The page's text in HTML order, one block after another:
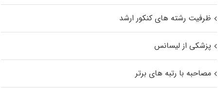
ظرفیت رشته های کنکور ارشد
پزشکی از لیسانس
مصاحبه با رتبه های برتر